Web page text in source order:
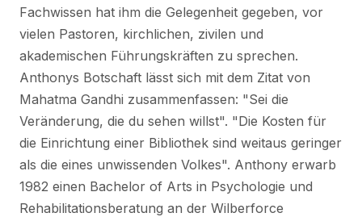
Fachwissen hat ihm die Gelegenheit gegeben, vor
vielen Pastoren, kirchlichen, zivilen und
akademischen Führungskräften zu sprechen.
Anthonys Botschaft lässt sich mit dem Zitat von
Mahatma Gandhi zusammenfassen: "Sei die
Veränderung, die du sehen willst". "Die Kosten für
die Einrichtung einer Bibliothek sind weitaus geringer
als die eines unwissenden Volkes". Anthony erwarb
1982 einen Bachelor of Arts in Psychologie und
Rehabilitationsberatung an der Wilberforce